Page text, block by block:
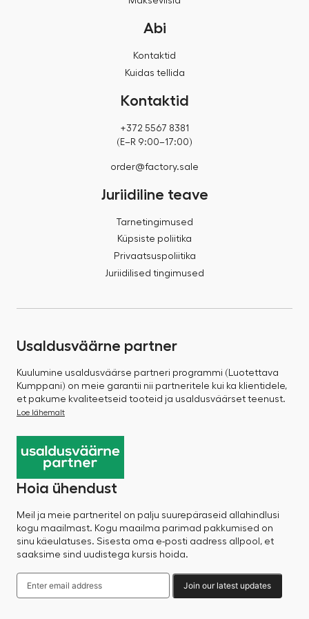
Abi
Kontaktid
Kuidas tellida
Kontaktid
+372 5567 8381
(E–R 9:00–17:00)
order@factory.sale
Juriidiline teave
Tarnetingimused
Küpsiste poliitika
Privaatsuspoliitika
Juriidilised tingimused
Usaldusväärne partner
Kuulumine usaldusväärse partneri programmi (Luotettava
Kumppani) on meie garantii nii partneritele kui ka klientidele,
et pakume kvaliteetseid tooteid ja usaldusväärset teenust.
Loe lähemalt
Hoia ühendust
Meil ja meie partneritel on palju suurepäraseid allahindlusi
kogu maailmast. Kogu maailma parimad pakkumised on
sinu käeulatuses. Sisesta oma e-posti aadress allpool, et
saaksime sind uudistega kursis hoida.
Join our latest updates